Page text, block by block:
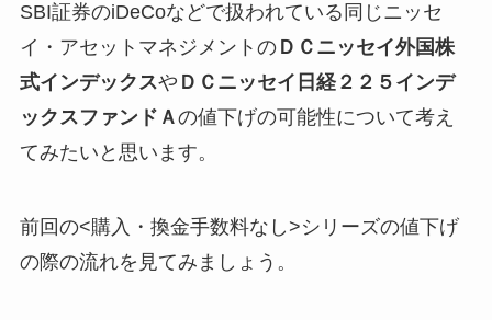
SBI証券のiDeCoなどで扱われている同じニッセ
イ・アセットマネジメントのＤＣニッセイ外国株
式インデックスや ＤＣニッセイ日経２２５インデ
ックスファンドＡの値下げの可能性について考え
てみたいと思います。
前回の<購入・換金手数料なし>シリーズの値下げ
の際の流れを見てみましょう。